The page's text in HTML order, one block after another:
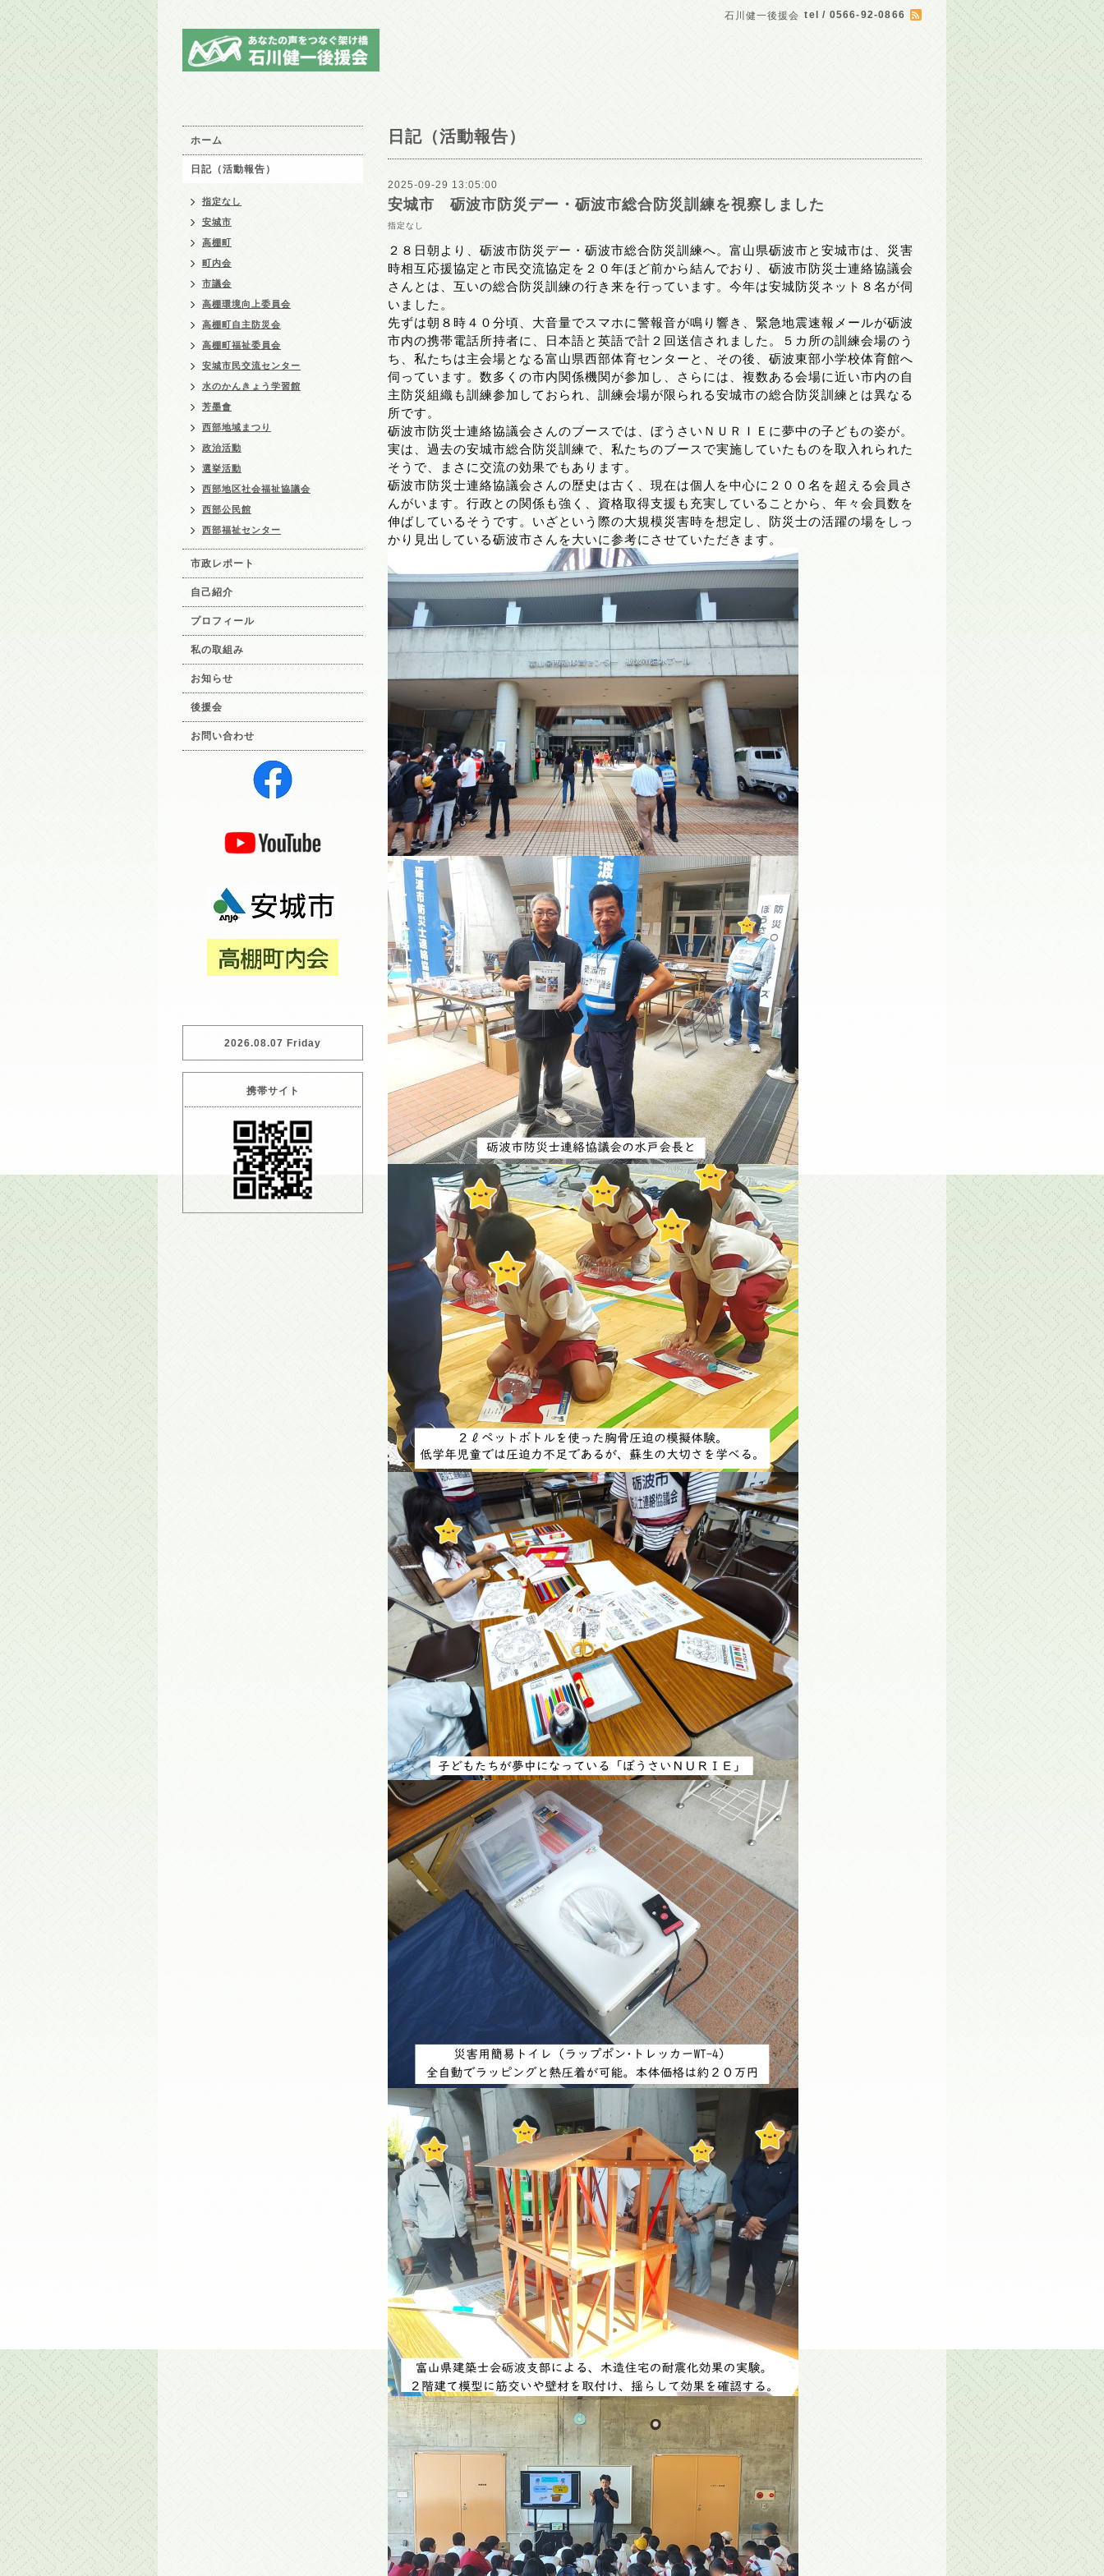
石川健一後援会 tel / 0566-92-0866
日記（活動報告）
2025-09-29 13:05:00
安城市 砺波市防災デー・砺波市総合防災訓練を視察しました
指定なし
２８日朝より、砺波市防災デー・砺波市総合防災訓練へ。富山県砺波市と安城市は、災害
時相互応援協定と市民交流協定を２０年ほど前から結んでおり、砺波市防災士連絡協議会
さんとは、互いの総合防災訓練の行き来を行っています。今年は安城防災ネット８名が伺
いました。
先ずは朝８時４０分頃、大音量でスマホに警報音が鳴り響き、緊急地震速報メールが砺波
市内の携帯電話所持者に、日本語と英語で計２回送信されました。５カ所の訓練会場のう
ち、私たちは主会場となる富山県西部体育センターと、その後、砺波東部小学校体育館へ
伺っています。数多くの市内関係機関が参加し、さらには、複数ある会場に近い市内の自
主防災組織も訓練参加しておられ、訓練会場が限られる安城市の総合防災訓練とは異なる
所です。
砺波市防災士連絡協議会さんのブースでは、ぼうさいＮＵＲＩＥに夢中の子どもの姿が。
実は、過去の安城市総合防災訓練で、私たちのブースで実施していたものを取入れられた
そうで、まさに交流の効果でもあります。
砺波市防災士連絡協議会さんの歴史は古く、現在は個人を中心に２００名を超える会員さ
んがいます。行政との関係も強く、資格取得支援も充実していることから、年々会員数を
伸ばしているそうです。いざという際の大規模災害時を想定し、防災士の活躍の場をしっ
かり見出している砺波市さんを大いに参考にさせていただきます。
ホーム
日記（活動報告）
指定なし
安城市
高棚町
町内会
市議会
高棚環境向上委員会
高棚町自主防災会
高棚町福祉委員会
安城市民交流センター
水のかんきょう学習館
芳墨會
西部地域まつり
政治活動
選挙活動
西部地区社会福祉協議会
西部公民館
西部福祉センター
市政レポート
自己紹介
プロフィール
私の取組み
お知らせ
後援会
お問い合わせ
2026.08.07 Friday
携帯サイト